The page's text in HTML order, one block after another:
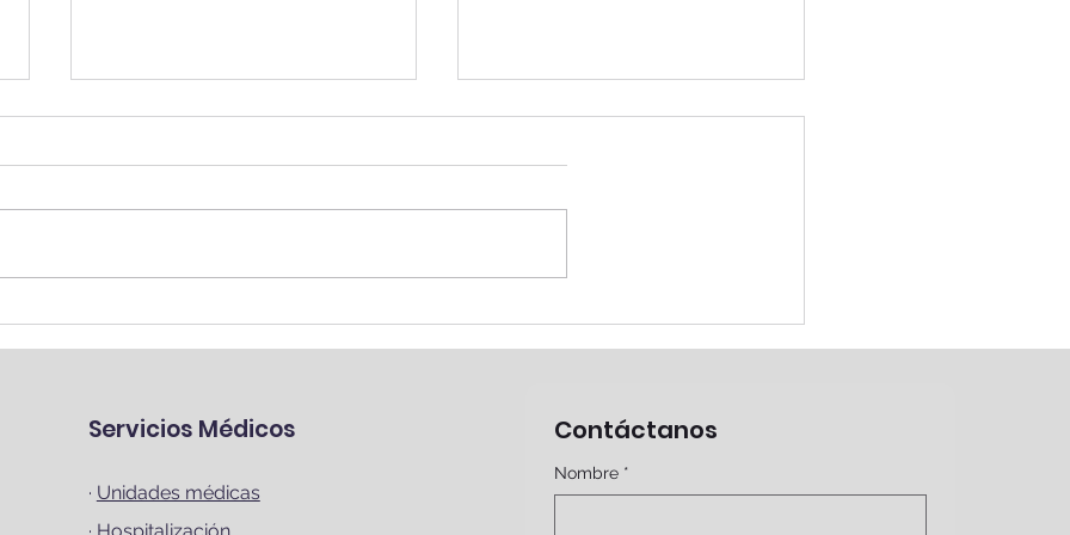
Síndrome de Túnel
Carpiano, una afección
Descubriendo el
esguince de tobillo
Servicios Médicos
· Unidades médicas
Contáctanos
Nombre *